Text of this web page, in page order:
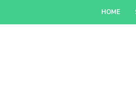
HOME